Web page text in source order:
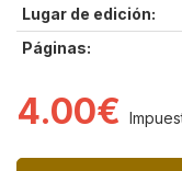
Lugar de edición:
Páginas:
4.00€